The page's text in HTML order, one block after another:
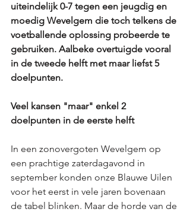
uiteindelijk 0-7 tegen een jeugdig en
moedig Wevelgem die toch telkens de
voetballende oplossing probeerde te
gebruiken. Aalbeke overtuigde vooral
in de tweede helft met maar liefst 5
doelpunten.
Veel kansen "maar" enkel 2
doelpunten in de eerste helft
In een zonovergoten Wevelgem op
een prachtige zaterdagavond in
september konden onze Blauwe Uilen
voor het eerst in vele jaren bovenaan
de tabel blinken. Maar de horde van de